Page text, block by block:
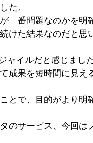
た。
一番問題なのかを明
けた結果なのだと思
ャイルだと感じました
成果を短時間に見え
とで、目的がより明
のサービス、今回